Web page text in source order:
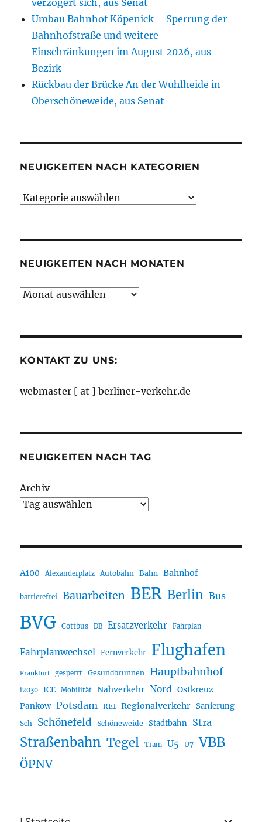
verzögert sich, aus Senat
Umbau Bahnhof Köpenick – Sperrung der
Bahnhofstraße und weitere
Einschränkungen im August 2026, aus
Bezirk
Rückbau der Brücke An der Wuhlheide in
Oberschöneweide, aus Senat
NEUIGKEITEN NACH KATEGORIEN
Neuigkeiten
NEUIGKEITEN NACH MONATEN
Neuigkeiten
KONTAKT ZU UNS:
webmaster [ at ] berliner-verkehr.de
NEUIGKEITEN NACH TAG
Archiv
A100 Alexanderplatz Autobahn Bahn Bahnhof
barrierefrei Bauarbeiten BER Berlin Bus
BVG Cottbus DB Ersatzverkehr Fahrplan
Fahrplanwechsel Fernverkehr Flughafen
Frankfurt gesperrt Gesundbrunnen Hauptbahnhof
i2030 ICE Mobilität Nahverkehr Nord Ostkreuz
Pankow Potsdam RE1 Regionalverkehr Sanierung
Sch Schönefeld Schöneweide Stadtbahn Stra
Straßenbahn Tegel Tram U5 U7 VBB
ÖPNV